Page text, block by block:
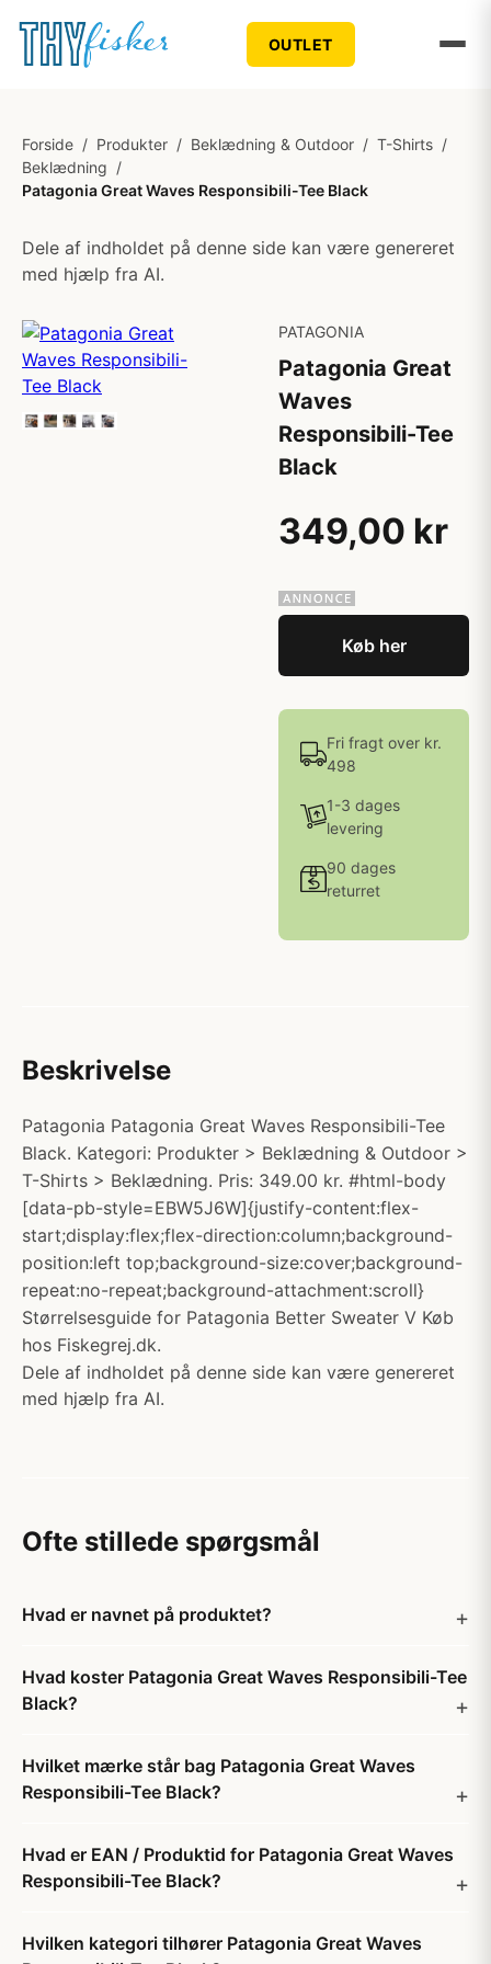
OUTLET
Forside / Produkter / Beklædning & Outdoor / T-Shirts /
Beklædning /
Patagonia Great Waves Responsibili-Tee Black
Dele af indholdet på denne side kan være genereret
med hjælp fra AI.
PATAGONIA
Patagonia Great
Waves
Responsibili-Tee
Black
349,00 kr
Køb her
Fri fragt over kr.
498
1-3 dages
levering
90 dages
returret
Beskrivelse
Patagonia Patagonia Great Waves Responsibili-Tee
Black. Kategori: Produkter > Beklædning & Outdoor >
T-Shirts > Beklædning. Pris: 349.00 kr. #html-body
[data-pb-style=EBW5J6W]{justify-content:flex-
start;display:flex;flex-direction:column;background-
position:left top;background-size:cover;background-
repeat:no-repeat;background-attachment:scroll}
Størrelsesguide for Patagonia Better Sweater V Køb
hos Fiskegrej.dk.
Dele af indholdet på denne side kan være genereret
med hjælp fra AI.
Ofte stillede spørgsmål
Hvad er navnet på produktet?
Hvad koster Patagonia Great Waves Responsibili-Tee
Black?
Hvilket mærke står bag Patagonia Great Waves
Responsibili-Tee Black?
Hvad er EAN / Produktid for Patagonia Great Waves
Responsibili-Tee Black?
Hvilken kategori tilhører Patagonia Great Waves